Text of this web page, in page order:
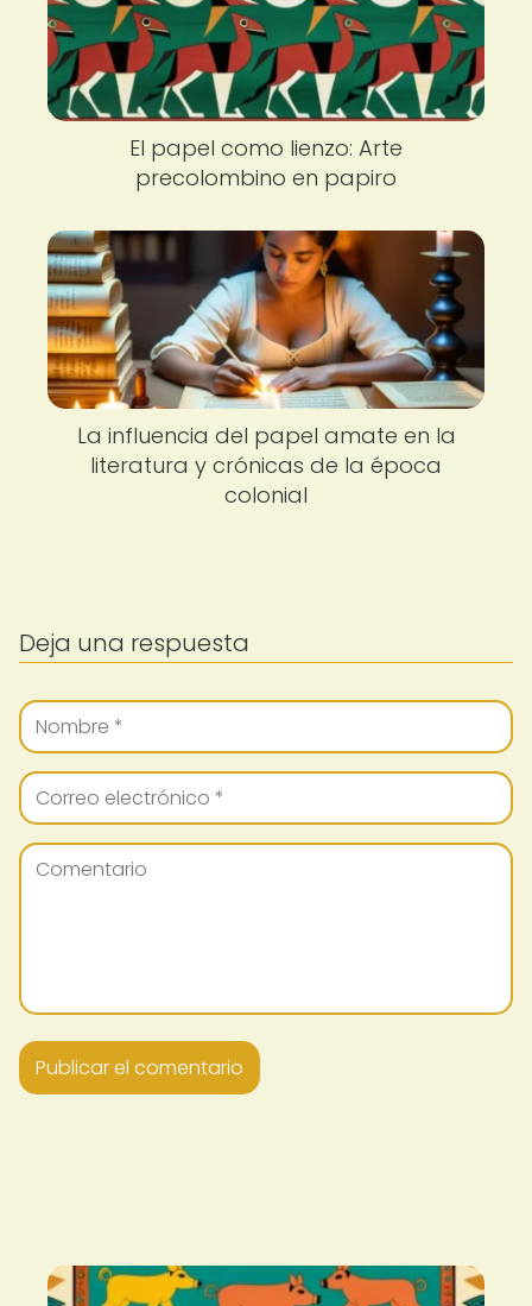
El papel como lienzo: Arte
precolombino en papiro
La influencia del papel amate en la
literatura y crónicas de la época
colonial
Deja una respuesta